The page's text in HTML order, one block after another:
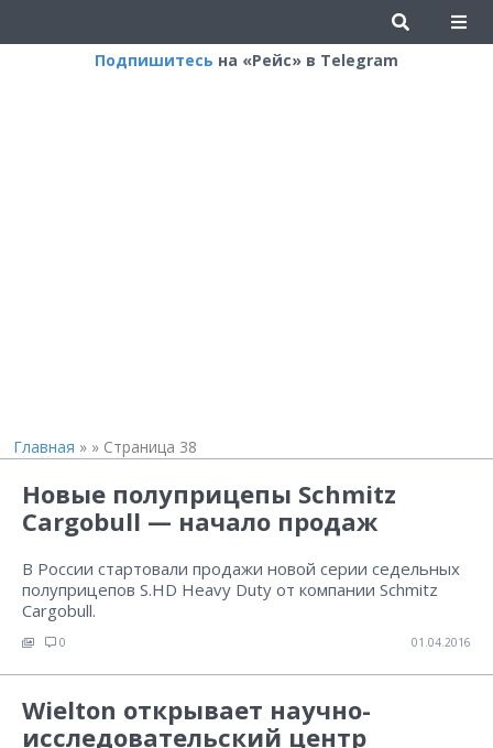
Подпишитесь на «Рейс» в Telegram
Главная » » Страница 38
Новые полуприцепы Schmitz
Cargobull — начало продаж
В России стартовали продажи новой серии седельных
полуприцепов S.HD Heavy Duty от компании Schmitz
Cargobull.
0 01.04.2016
Wielton открывает научно-
исследовательский центр